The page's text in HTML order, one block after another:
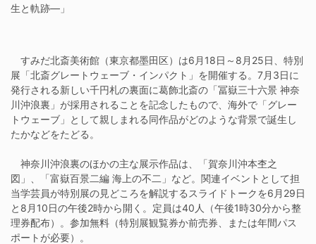
生と軌跡―」
すみだ北斎美術館（東京都墨田区）は6月18日～8月25日、特別
展「北斎グレートウェーブ・インパクト」を開催する。7月3日に
発行される新しい千円札の裏面に葛飾北斎の「冨嶽三十六景 神奈
川沖浪裏」が採用されることを記念したもので、海外で「グレー
トウェーブ」として親しまれる同作品がどのような背景で誕生し
たかなどをたどる。
神奈川沖浪裏のほかの主な展示作品は、「賀奈川沖本杢之
図」、「富嶽百景二編 海上の不二」など。関連イベントとして担
当学芸員が特別展の見どころを解説するスライドトークを6月29日
と8月10日の午後2時から開く。定員は40人（午後1時30分から整
理券配布）。参加無料（特別展観覧券か前売券、または年間パス
ポートが必要）。